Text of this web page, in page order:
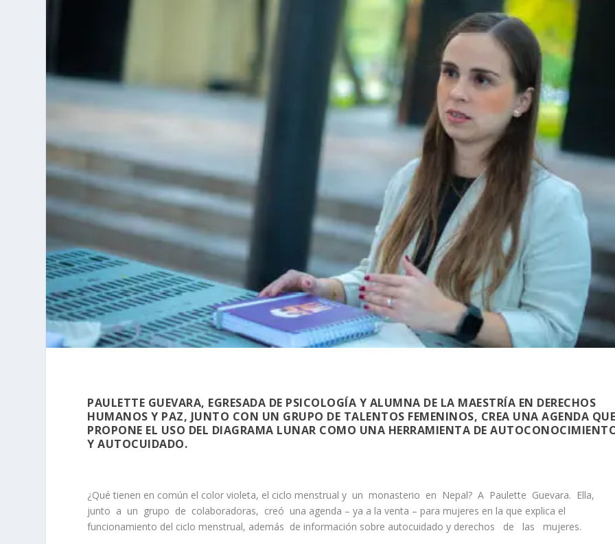
PAULETTE GUEVARA, EGRESADA DE PSICOLOGÍA Y ALUMNA DE LA MAESTRÍA EN DERECHOS
HUMANOS Y PAZ, JUNTO CON UN GRUPO DE TALENTOS FEMENINOS, CREA UNA AGENDA
PROPONE EL USO DEL DIAGRAMA LUNAR COMO UNA HERRAMIENTA DE
Y AUTOCUIDADO.
¿Qué tienen en común el color violeta, el ciclo menstrual y un monasterio en Nepal? A Paulette Guevara. Ella,
junto a un grupo de colaboradoras, creó una agenda – ya a la venta – para mujeres en la que explica el
funcionamiento del ciclo menstrual, además de información sobre autocuidado y derechos de las mujeres.